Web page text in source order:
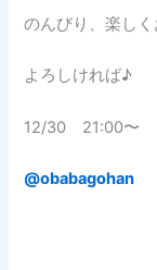
のんびり、楽し
よろしければ♪
12/30 21:00〜
@obabagohan